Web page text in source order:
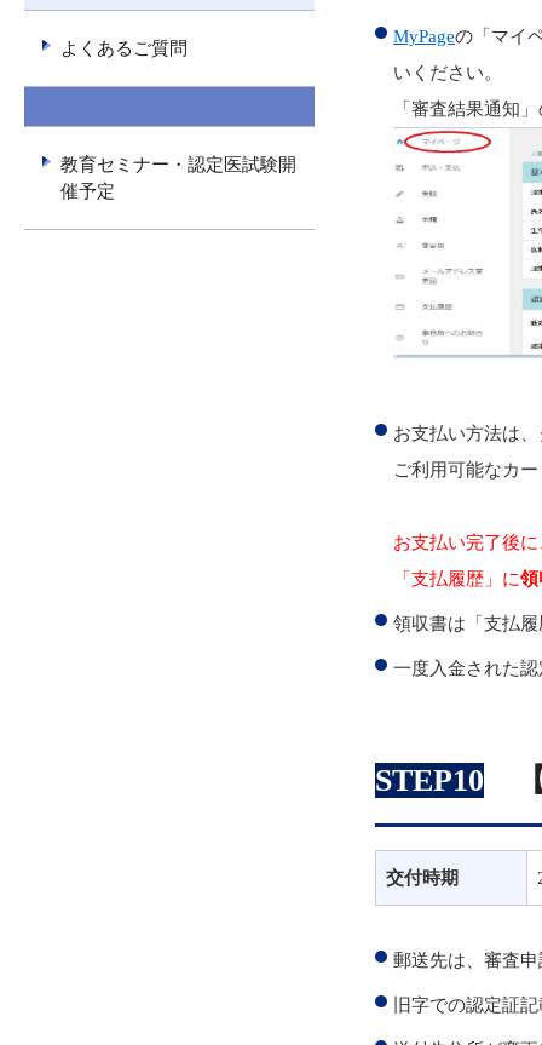
MyPageの「マイ
いください。
「審査結果通知
お支払い方法は
ご利⽤可能なカ
お支払い完了後
「支払履歴」に領
領収書は「支払
一度入金された
STEP10 【
交付時期
郵送先は、審査
旧字での認定証
よくあるご質問
---------------
教育セミナー・認定医試験開
催予定